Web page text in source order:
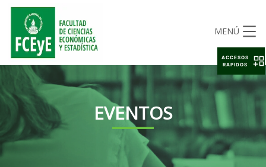
MENÚ
EVENTOS
ACCESOS
RAPIDOS